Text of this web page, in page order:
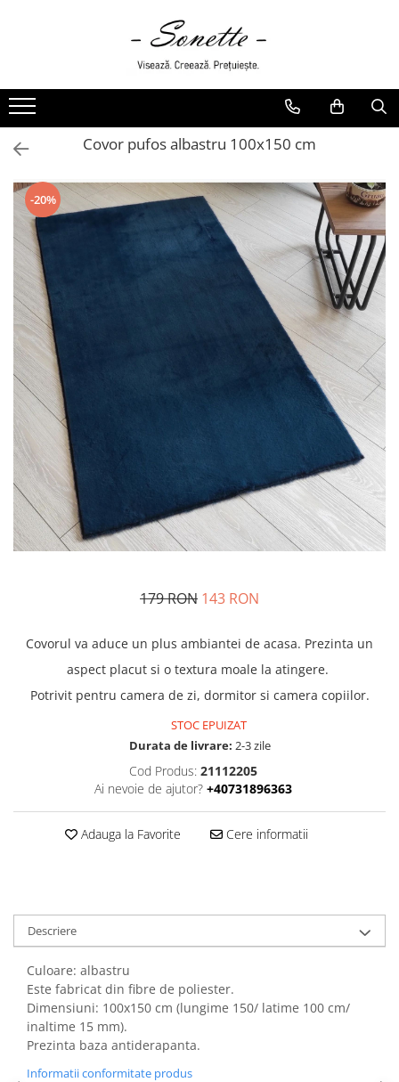
LENJERII DE PAT
LENJERII DE PAT CU PATURA
LENJERII DE PAT CU PILOTA SI
Covor pufos albastru 100x150 cm
-20%
179 RON 143 RON
Covorul va aduce un plus ambiantei de acasa. Prezinta un
aspect placut si o textura moale la atingere.
Potrivit pentru camera de zi, dormitor si camera copiilor.
STOC EPUIZAT
Durata de livrare: 2-3 zile
Cod Produs: 21112205
Ai nevoie de ajutor? +40731896363
Adauga la Favorite Cere informatii
Descriere
Culoare: albastru
Este fabricat din fibre de poliester.
Dimensiuni: 100x150 cm (lungime 150/ latime 100 cm/
inaltime 15 mm).
Prezinta baza antiderapanta.
Informatii conformitate produs